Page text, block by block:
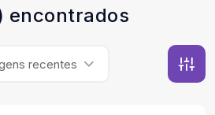
encontrados
recentes